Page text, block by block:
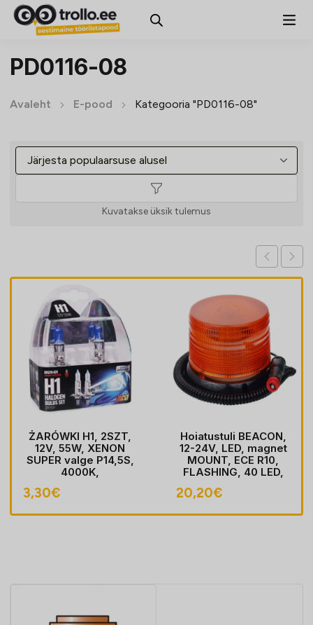
PD0116-08
Avaleht E-pood Kategooria "PD0116-08"
Kuvatakse üksik tulemus
ŻARÓWKI H1, 2SZT,
12V, 55W, XENON
SUPER valge P14,5S,
4000K,
3,30€
Hoiatustuli BEACON,
12-24V, LED, magnet
MOUNT, ECE R10,
FLASHING, 40 LED,
sobib LIGHTER pesa
20,20€